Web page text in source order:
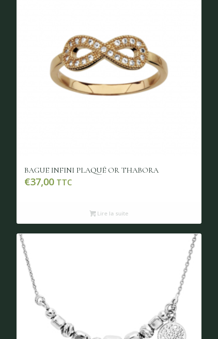
BAGUE INFINI PLAQUÉ OR THABORA
€37,00 TTC
Lire la suite